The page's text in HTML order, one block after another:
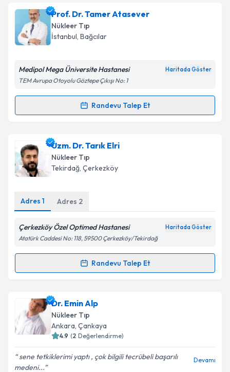
Doç. Dr. Serdar Savaş Güliçin randevu takvimi
talebi oluşturun. Size bu uzmandan randevu almanız
için bir takvim hazırlandığında e-posta ile
bilgilendireceğiz.
E-posta Adresiniz
Kişisel verilerimin işlenmesine ilişkinAydınlatma
kapsamda işlenmesini kabul ediyorum.
Takvim Talebini Gönder
Prof. Dr. Tamer Atasever
Nükleer Tıp
İstanbul, Bağcılar
Medipol Mega Üniversite Hastanesi Haritada Göster
TEM Avrupa Otoyolu Göztepe Çıkışı No: 1
Randevu Talep Et
Randevu Takvimi Talebi
Prof. Dr. Tamer Atasever
oluşturun. Size bu uzmandan randevu almanız için bir
takvim hazırlandığında e-posta ile bilgilendireceğiz.
Kişisel verilerimin işlenmesine ilişkin
kapsamda işlenmesini kabul ediyorum.
Uzm. Dr. Tarık Elri
Nükleer Tıp
Tekirdağ, Çerkezköy
Adres 1 Adres 2
Çerkezköy Özel Optimed Hastanesi Haritada Göster
Atatürk Caddesi No: 118, 59500 Çerkezköy/Tekirdağ
Randevu Talep Et
Randevu Takvimi Talebi
Uzm. Dr. Tarık Elri
oluşturun. Size bu uzmandan randevu almanız için bir
takvim hazırlandığında e-posta ile bilgilendireceğiz.
Dr. Emin Alp
Nükleer Tıp
Ankara, Çankaya
4.9 (2 Değerlendirme)
sene tetkiklerimi yaptı , çok bilgili tecrübeli başarılı
medeni...
Devamı